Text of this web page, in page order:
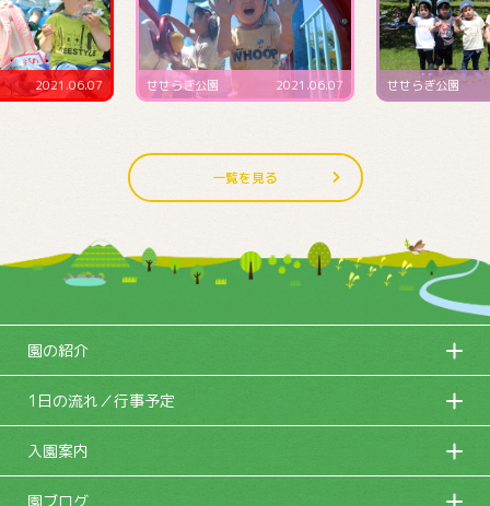
2021.06.07 せせらぎ公園 2021.06.07 せせらぎ公園
一覧を見る
園の紹介
1日の流れ／行事予定
入園案内
園ブログ